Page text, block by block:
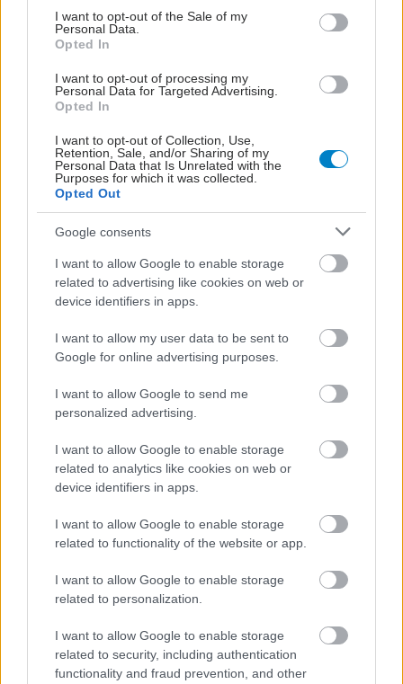
consent section.
I want to opt-out of the Sale of my
Personal Data.
Opted In
I want to opt-out of processing my
Personal Data for Targeted Advertising.
Opted In
I want to opt-out of Collection, Use,
Retention, Sale, and/or Sharing of my
Personal Data that Is Unrelated with the
Purposes for which it was collected.
Opted Out
Google consents
I want to allow Google to enable storage
related to advertising like cookies on web or
device identifiers in apps.
I want to allow my user data to be sent to
Google for online advertising purposes.
I want to allow Google to send me
personalized advertising.
I want to allow Google to enable storage
related to analytics like cookies on web or
device identifiers in apps.
I want to allow Google to enable storage
related to functionality of the website or app.
I want to allow Google to enable storage
related to personalization.
I want to allow Google to enable storage
related to security, including authentication
functionality and fraud prevention, and other
Ο FDA ενέκρινε
Σκύλοι θεραπείας
βοηθούν ανθρώπους
εγκεφαλικό να είναι πιο
Η vegan διατροφή
χαμηλότερη φλεγμονή
και επιβράδυνση της
αγχωμένοι τα παιδιά
χρησιμοποιούν
ΔΕΙΤΕ ΕΠΙΣΗΣ